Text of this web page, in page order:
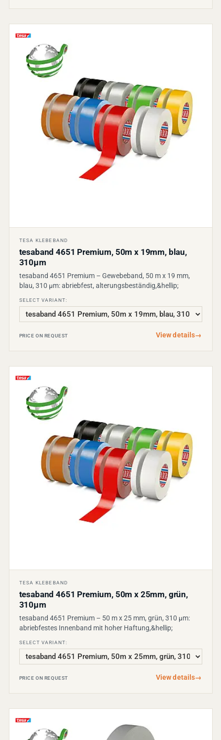
TESA KLEBEBAND
tesaband 4651 Premium, 50m x 19mm, blau,
310µm
tesaband 4651 Premium – Gewebeband, 50 m x 19 mm,
blau, 310 µm: abriebfest, alterungsbeständig,&hellip;
SELECT VARIANT:
PRICE ON REQUEST View details→
TESA KLEBEBAND
tesaband 4651 Premium, 50m x 25mm, grün,
310µm
tesaband 4651 Premium – 50 m x 25 mm, grün, 310 µm:
abriebfestes Innenband mit hoher Haftung,&hellip;
SELECT VARIANT:
PRICE ON REQUEST View details→